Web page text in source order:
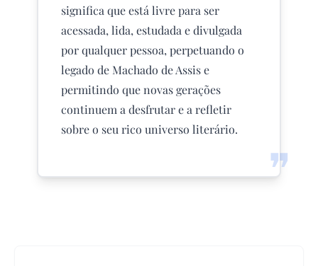
❞
significa que está livre para ser
acessada, lida, estudada e divulgada
por qualquer pessoa, perpetuando o
legado de Machado de Assis e
permitindo que novas gerações
continuem a desfrutar e a refletir
sobre o seu rico universo literário.